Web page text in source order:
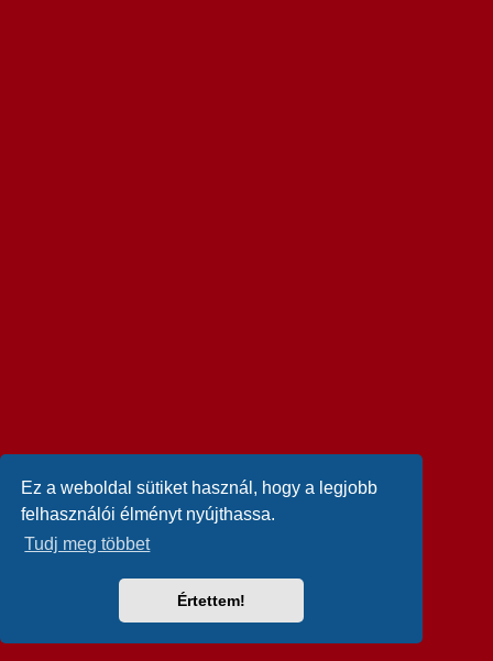
Ez a weboldal sütiket használ, hogy a legjobb
felhasználói élményt nyújthassa.
Tudj meg többet
Értettem!